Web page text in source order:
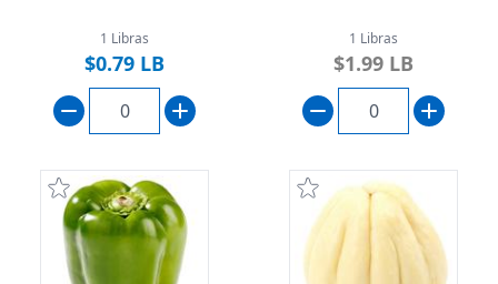
1 Libras
$0.79 LB
1 Libras
$1.99 LB